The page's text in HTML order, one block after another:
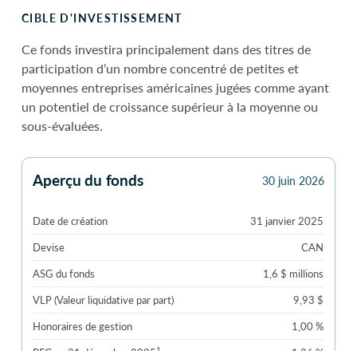
CIBLE D'INVESTISSEMENT
Ce fonds investira principalement dans des titres de
participation d’un nombre concentré de petites et
moyennes entreprises américaines jugées comme ayant
un potentiel de croissance supérieur à la moyenne ou
sous-évaluées.
Aperçu du fonds 30 juin 2026
Date de création
31 janvier 2025
Devise
CAN
ASG du fonds
1,6 $ millions
VLP (Valeur liquidative par part)
9,93 $
Honoraires de gestion
1,00 %